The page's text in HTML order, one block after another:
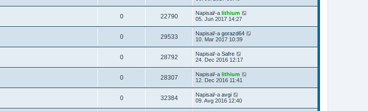
0 22790 Napisal/-a lithium
05. Jun 2017 14:27
0 29533 Napisal/-a gorazd64
10. Mar 2017 10:39
0 28792 Napisal/-a Safre
24. Dec 2016 12:17
0 28307 Napisal/-a lithium
12. Dec 2016 11:41
0 32384 Napisal/-a avgi
09. Avg 2016 12:40